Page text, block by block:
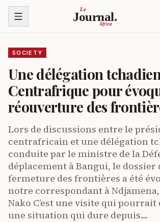
Skip to content Le
Journal.
Africa
SOCIETY
Une délégation
Centrafrique pour
réouverture des
Lors de discussions entre le
centrafricain et une délégation
conduite par le ministre de la
déplacement à Bangui, le dossier
fermeture des frontières a été
notre correspondant à
Nako C’est une visite qui
une situation qui dure depuis…